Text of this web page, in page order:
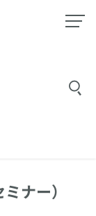
ナー）